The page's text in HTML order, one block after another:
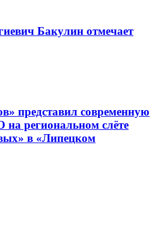
Бакулин отмечает
представил современную
региональном слёте
в «Липецком